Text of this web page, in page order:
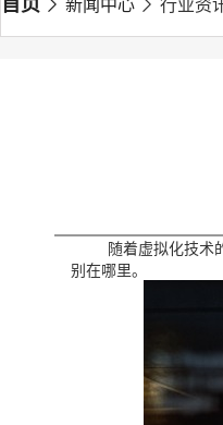
随着虚拟化技术
别在哪里。